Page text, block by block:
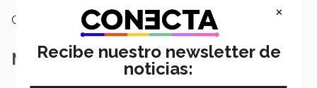
Categoría: Emprendedores
Notas Relacionadas
×
Recibe nuestro newsletter de
noticias: